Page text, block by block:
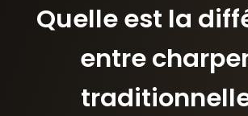
Quelle est la
entre